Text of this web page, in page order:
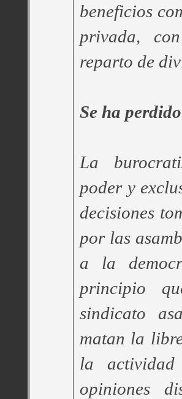
beneficios
privada,
reparto de
Se ha
La
poder y
decisiones
por las
a la
principio
sindicato
matan la
la
opiniones